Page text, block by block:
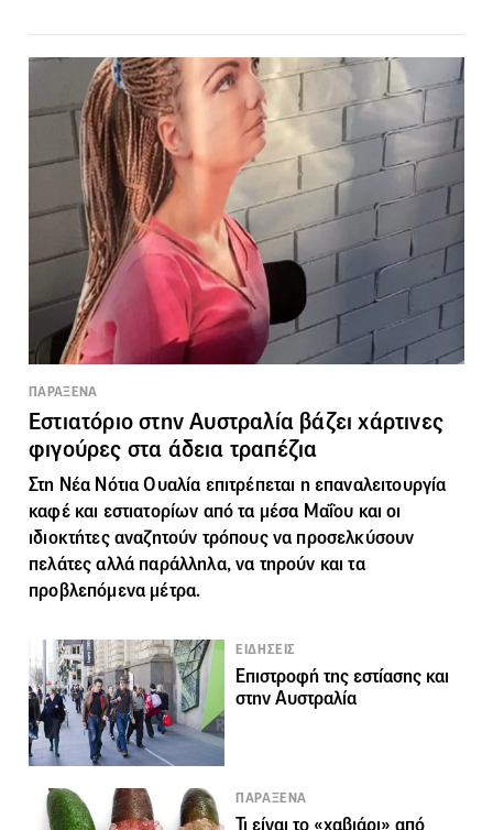
ΠΑΡΑΞΕΝΑ
Εστιατόριο στην Αυστραλία βάζει χάρτινες
φιγούρες στα άδεια τραπέζια
Στη Νέα Νότια Ουαλία επιτρέπεται η επαναλειτουργία
καφέ και εστιατορίων από τα μέσα Μαΐου και οι
ιδιοκτήτες αναζητούν τρόπους να προσελκύσουν
πελάτες αλλά παράλληλα, να τηρούν και τα
προβλεπόμενα μέτρα.
ΕΙΔΗΣΕΙΣ
Επιστροφή της εστίασης και
στην Αυστραλία
ΠΑΡΑΞΕΝΑ
Τι είναι το «χαβιάρι» από